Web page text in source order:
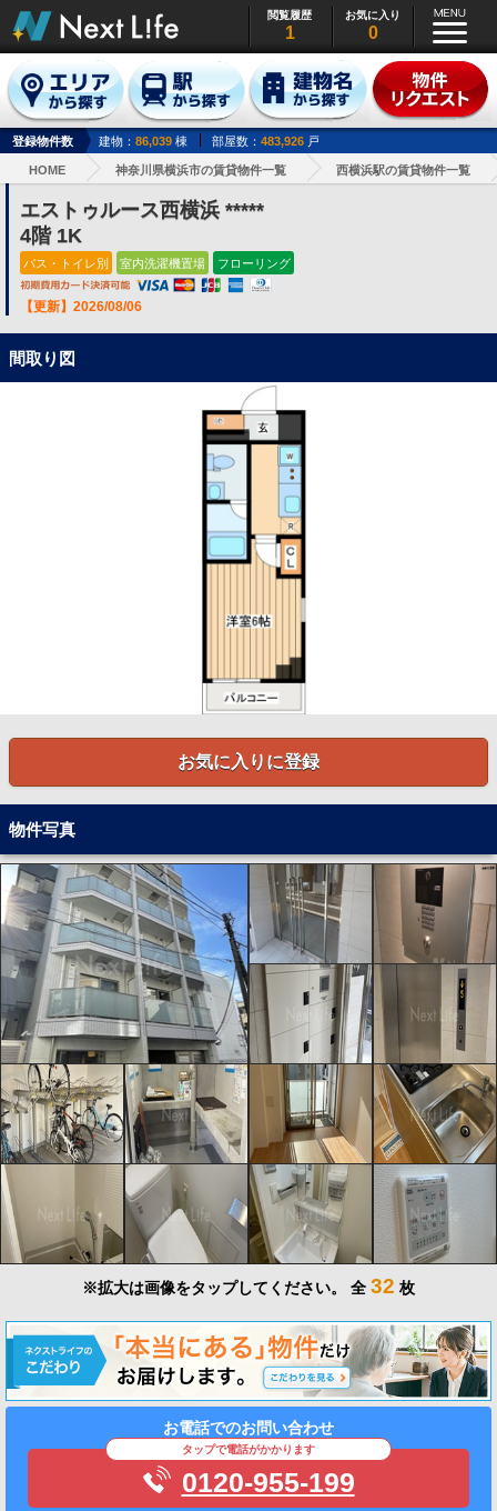
閲覧履歴
1
お気に入り
0
登録物件数 建物： 86,039 棟 部屋数： 483,926 戸
HOME 神奈川県横浜市の賃貸物件一覧 西横浜駅の賃貸物件一覧
エストゥルース西横浜 *****
4階 1K
バス・トイレ別 室内洗濯機置場 フローリング
【更新】2026/08/06
間取り図
お気に入りに登録
物件写真
※拡大は画像をタップしてください。 全 32 枚
お電話でのお問い合わせ
タップで電話がかかります
0120-955-199